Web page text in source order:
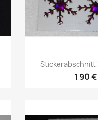
Stickerabschnitt
1,90 €